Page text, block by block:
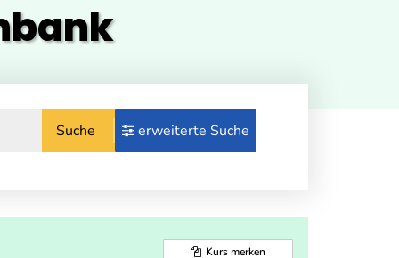
Suche erweiterte Suche
Kurs merken